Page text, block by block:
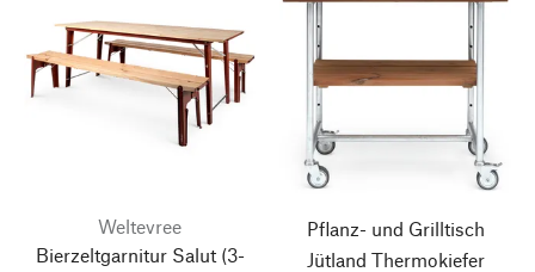
Weltevree
Bierzeltgarnitur Salut(3-
Pflanz- und Grilltisch
Jütland Thermokiefer